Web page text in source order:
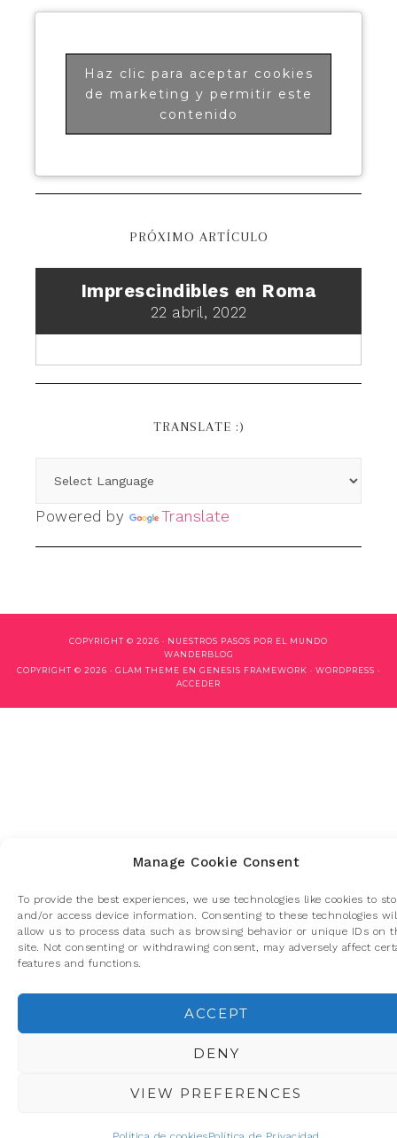
Manage Cookie Consent
To provide the best experiences, we use technologies like cookies to
and/or access device information. Consenting to these technologies
allow us to process data such as browsing behavior or unique IDs on
site. Not consenting or withdrawing consent, may adversely affect
features and functions.
ACCEPT
DENY
VIEW PREFERENCES
Haz clic para aceptar cookies
de marketing y permitir este
contenido
PRÓXIMO ARTÍCULO
Imprescindibles en Roma
22 abril, 2022
TRANSLATE :)
Powered by Translate
COPYRIGHT © 2026 · NUESTROS PASOS POR EL MUNDO
WANDERBLOG
COPYRIGHT © 2026 · GLAM THEME EN GENESIS FRAMEWORK · WORDPRESS ·
ACCEDER
Política de cookies